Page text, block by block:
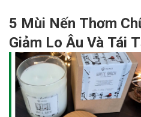
5 Mùi Nến Thơm
Giảm Lo Âu Và Tái